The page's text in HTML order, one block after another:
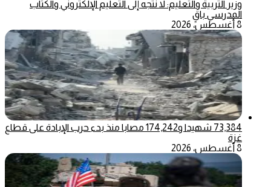
وزير التربية والتعليم: لا نتجه إلى التعليم الإلكتروني والكتاب
المدرسي باقٍ
8 أغسطس، 2026
73,384 شهيدا و174,242 مصابا منذ بدء حرب الإبادة على قطاع
غزة
8 أغسطس، 2026